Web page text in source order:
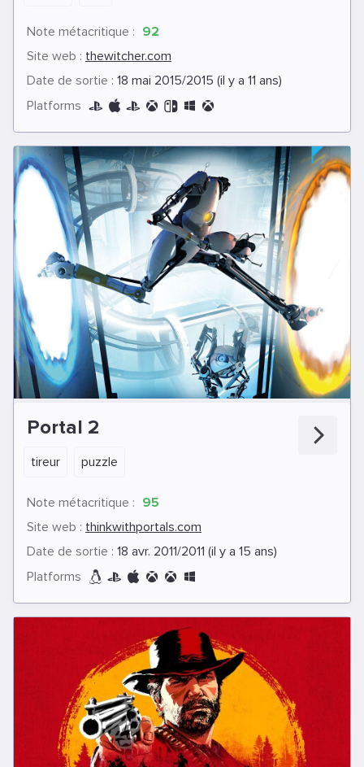
Note métacritique : 92
Site web : thewitcher.com
Date de sortie : 18 mai 2015/2015 (il y a 11 ans)
Platforms
Portal 2
tireur puzzle
Note métacritique : 95
Site web : thinkwithportals.com
Date de sortie : 18 avr. 2011/2011 (il y a 15 ans)
Platforms